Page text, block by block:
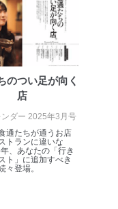
ては保有個人デ
あり、下記4.の
す。
携企業）様又は
すようお願い致し
することはあり
。
めに必要がある
とが困難であると
のつい足が向く
店
ダー 2025年3月号
通たちが通うお店
トランに違いな
、あなたの「行き
ト」に追加すべき
々登場。